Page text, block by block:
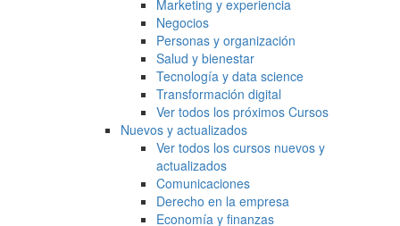
Marketing y experiencia
Negocios
Personas y organización
Salud y bienestar
Tecnología y data science
Transformación digital
Ver todos los próximos Cursos
Nuevos y actualizados
Ver todos los cursos nuevos y
actualizados
Comunicaciones
Derecho en la empresa
Economía y finanzas